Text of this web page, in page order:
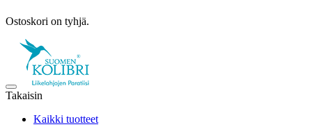
Ostoskori on tyhjä.
Takaisin
Kaikki tuotteet